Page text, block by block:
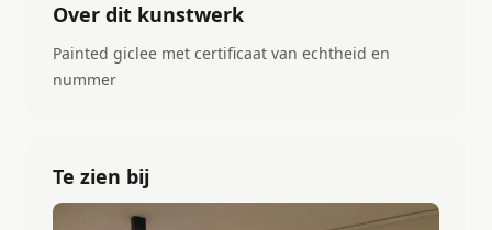
Over dit kunstwerk
Painted giclee met certificaat van echtheid en
nummer
Te zien bij